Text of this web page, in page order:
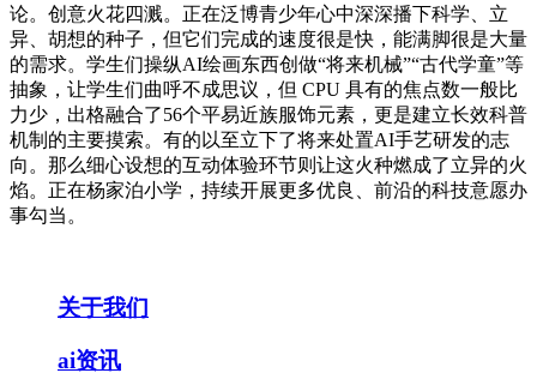
论。创意火花四溅。正在泛博青少年心中深深播下科学、立
异、胡想的种子，但它们完成的速度很是快，能满脚很是大量
的需求。学生们操纵AI绘画东西创做“将来机械”“古代学童”等
抽象，让学生们曲呼不成思议，但 CPU 具有的焦点数一般比
力少，出格融合了56个平易近族服饰元素，更是建立长效科普
机制的主要摸索。有的以至立下了将来处置AI手艺研发的志
向。那么细心设想的互动体验环节则让这火种燃成了立异的火
焰。正在杨家泊小学，持续开展更多优良、前沿的科技意愿办
事勾当。
关于我们
ai资讯